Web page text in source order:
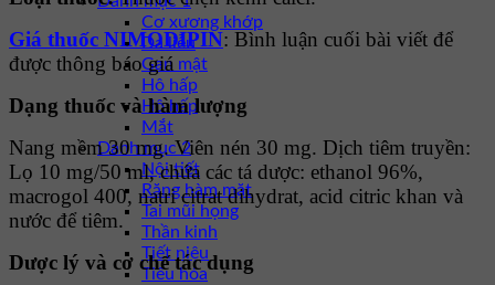
Cơ xương khớp
Da liễu
Gan mật
Hô hấp
Hô hấp
Mắt
Danh mục 2
Nội tiết
Răng hàm mặt
Tai mũi họng
Thần kinh
Tiết niệu
Tiêu hóa
Giá thuốc NIMODIPIN: Bình luận cuối bài viết để
được thông báo giá
Dạng thuốc và hàm lượng
Nang mềm 30 mg. Viên nén 30 mg. Dịch tiêm truyền:
Lọ 10 mg/50 ml, chứa các tá dược: ethanol 96%,
macrogol 400, natri citrat dihydrat, acid citric khan và
nước để tiêm.
Dược lý và cơ chế tác dụng